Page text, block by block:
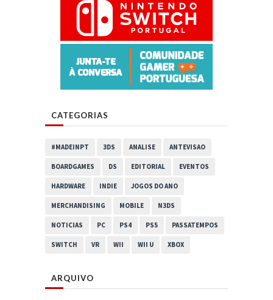
CATEGORIAS
#MADEINPT 3DS ANALISE ANTEVISAO
BOARDGAMES DS EDITORIAL EVENTOS
HARDWARE INDIE JOGOS DO ANO
MERCHANDISING MOBILE N3DS
NOTICIAS PC PS4 PS5 PASSATEMPOS
SWITCH VR WII WII U XBOX
ARQUIVO